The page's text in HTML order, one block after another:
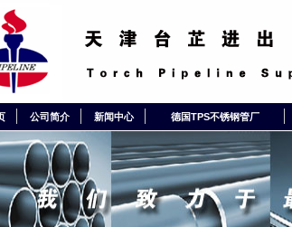
公司简介 新闻中心 德国TPS不锈钢管厂